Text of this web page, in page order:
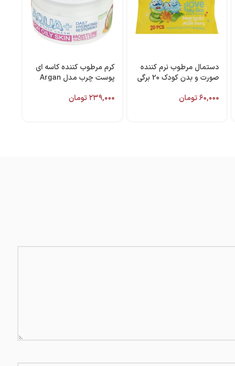
دستمال مرطوب نرم‌ کننده
صورت و بدن کودک 20 برگی
۶۰,۰۰۰تومان
کرم مرطوب کننده کاسه ای
پوست چرب مدل Argan
کامان
۲۳۹,۰۰۰تومان